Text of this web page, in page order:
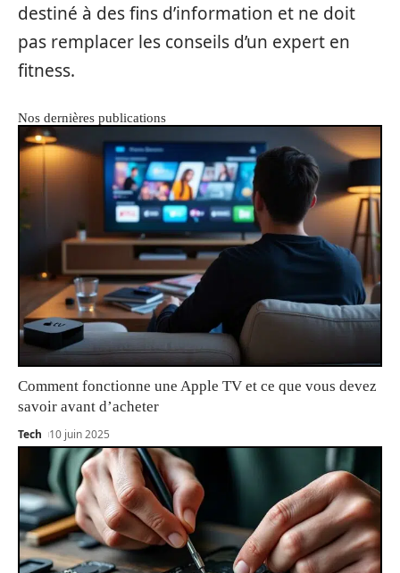
destiné à des fins d’information et ne doit
pas remplacer les conseils d’un expert en
fitness.
Nos dernières publications
Comment fonctionne une Apple TV et ce que vous devez
savoir avant d’acheter
Tech 10 juin 2025